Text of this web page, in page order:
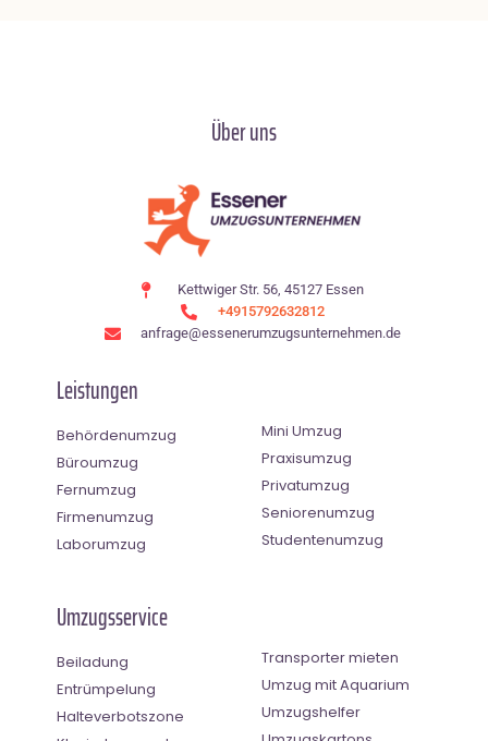
Über uns
Kettwiger Str. 56, 45127 Essen
+4915792632812
anfrage@essenerumzugsunternehmen.de
Leistungen
Behördenumzug
Büroumzug
Fernumzug
Firmenumzug
Laborumzug
Mini Umzug
Praxisumzug
Privatumzug
Seniorenumzug
Studentenumzug
Umzugsservice
Beiladung
Entrümpelung
Halteverbotszone
Transporter mieten
Umzug mit Aquarium
Umzugshelfer